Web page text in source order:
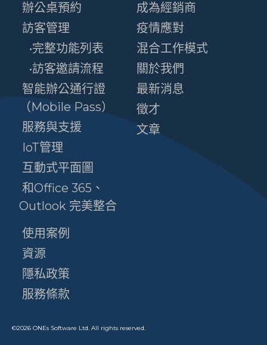
辦公桌預約
訪客管理
•完整功能列表
•訪客邀請流程
智能辦公通行證
（Mobile Pass）
服務與支援
IoT管理
互動式平面圖
和Office 365、
Outlook 完美整合
使用案例
資源
隱私政策
服務條款
成為經銷商
疫情應對
混合工作模式
關於我們
最新消息
徵才
文章
©2026 ONEs Software Ltd. All rights reserved.